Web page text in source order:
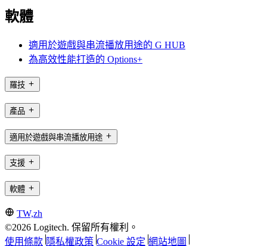
軟體
適用於遊戲與串流播放用途的 G HUB
為高效性能打造的 Options+
羅技
產品
適用於遊戲與串流播放用途
支援
軟體
TW,zh
©2026 Logitech. 保留所有權利。
使用條款 隱私權政策 Cookie 設定 網站地圖